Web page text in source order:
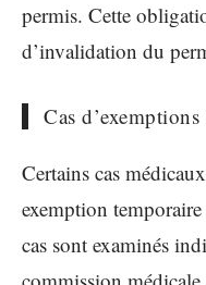
permis. Cette
d’invalidation du
Cas
Certains cas
exemption
cas sont examinés
commission